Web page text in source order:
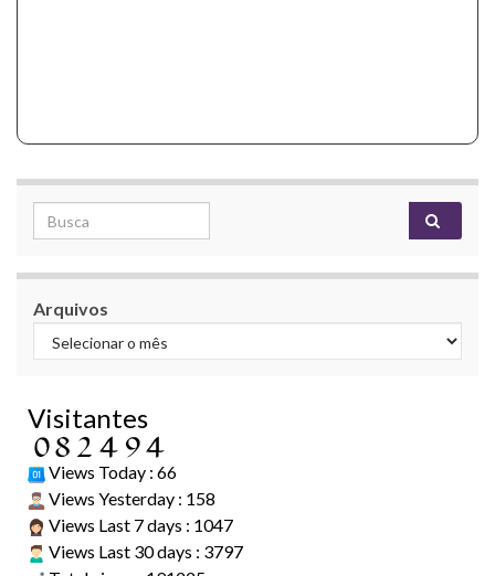
Search for:
Arquivos
Visitantes
Views Today : 66
Views Yesterday : 158
Views Last 7 days : 1047
Views Last 30 days : 3797